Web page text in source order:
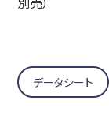
データシート